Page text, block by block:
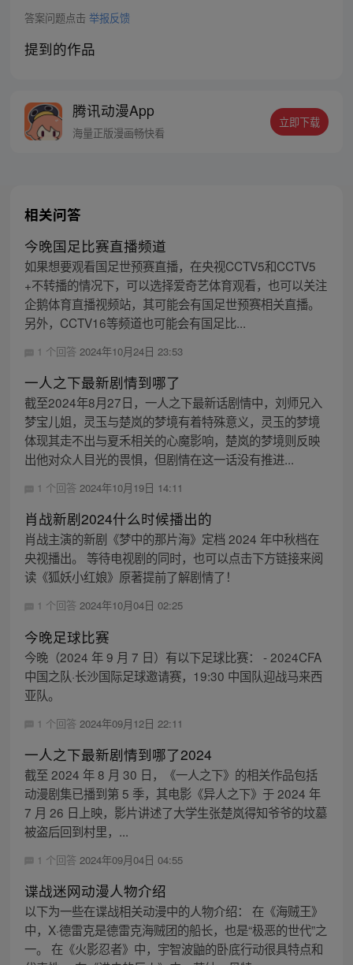
答案问题点击 举报反馈
提到的作品
腾讯动漫App
海量正版漫画畅快看
立即下载
相关问答
今晚国足比赛直播频道
如果想要观看国足世预赛直播，在央视CCTV5和CCTV5
+不转播的情况下，可以选择爱奇艺体育观看，也可以关注
企鹅体育直播视频站，其可能会有国足世预赛相关直播。
另外，CCTV16等频道也可能会有国足比...
1 个回答 2024年10月24日 23:53
一人之下最新剧情到哪了
截至2024年8月27日，一人之下最新话剧情中，刘师兄入
梦宝儿姐，灵玉与楚岚的梦境有着特殊意义，灵玉的梦境
体现其走不出与夏禾相关的心魔影响，楚岚的梦境则反映
出他对众人目光的畏惧，但剧情在这一话没有推进...
1 个回答 2024年10月19日 14:11
肖战新剧2024什么时候播出的
肖战主演的新剧《梦中的那片海》定档 2024 年中秋档在
央视播出。 等待电视剧的同时，也可以点击下方链接来阅
读《狐妖小红娘》原著提前了解剧情了！
1 个回答 2024年10月04日 02:25
今晚足球比赛
今晚（2024 年 9 月 7 日）有以下足球比赛： - 2024CFA
中国之队·长沙国际足球邀请赛，19:30 中国队迎战马来西
亚队。
1 个回答 2024年09月12日 22:11
一人之下最新剧情到哪了2024
截至 2024 年 8 月 30 日，《一人之下》的相关作品包括
动漫剧集已播到第 5 季，其电影《异人之下》于 2024 年
7 月 26 日上映，影片讲述了大学生张楚岚得知爷爷的坟墓
被盗后回到村里，...
1 个回答 2024年09月04日 04:55
谍战迷网动漫人物介绍
以下为一些在谍战相关动漫中的人物介绍： 在《海贼王》
中，X·德雷克是德雷克海贼团的船长，也是“极恶的世代”之
一。 在《火影忍者》中，宇智波鼬的卧底行动很具特点和